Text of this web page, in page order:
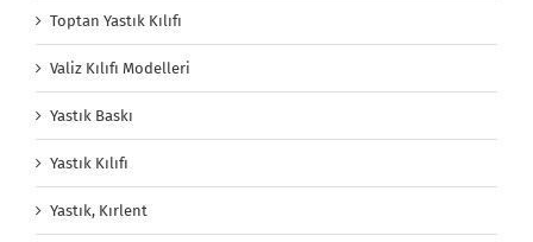
Toptan Yastık Kılıfı
Valiz Kılıfı Modelleri
Yastık Baskı
Yastık Kılıfı
Yastık, Kırlent